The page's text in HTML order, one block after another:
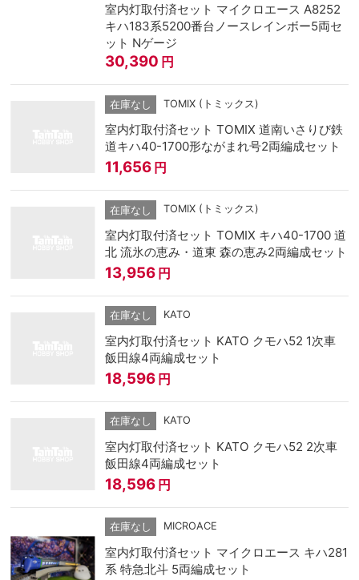
室内灯取付済セット マイクロエース A8252
キハ183系5200番台ノースレインボー5両セ
ット Nゲージ
30,390 円
在庫なし TOMIX (トミックス)
室内灯取付済セット TOMIX 道南いさりび鉄
道キハ40-1700形ながまれ号2両編成セット
11,656 円
在庫なし TOMIX (トミックス)
室内灯取付済セット TOMIX キハ40-1700 道
北 流氷の恵み・道東 森の恵み2両編成セット
13,956 円
在庫なし KATO
室内灯取付済セット KATO クモハ52 1次車
飯田線4両編成セット
18,596 円
在庫なし KATO
室内灯取付済セット KATO クモハ52 2次車
飯田線4両編成セット
18,596 円
在庫なし MICROACE
室内灯取付済セット マイクロエース キハ281
系 特急北斗 5両編成セット